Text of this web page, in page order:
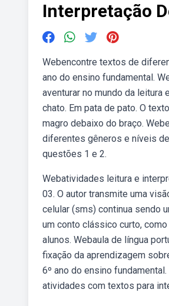
Interpretação
Webencontre textos de
ano do ensino fundamental.
aventurar no mundo da leitura
chato. Em pata de pato. O
magro debaixo do braço.
diferentes gêneros e níveis
questões 1 e 2.
Webatividades leitura e
03. O autor transmite uma
celular (sms) continua sendo
um conto clássico curto, como
alunos. Webaula de língua
fixação da aprendizagem
6º ano do ensino
atividades com textos para